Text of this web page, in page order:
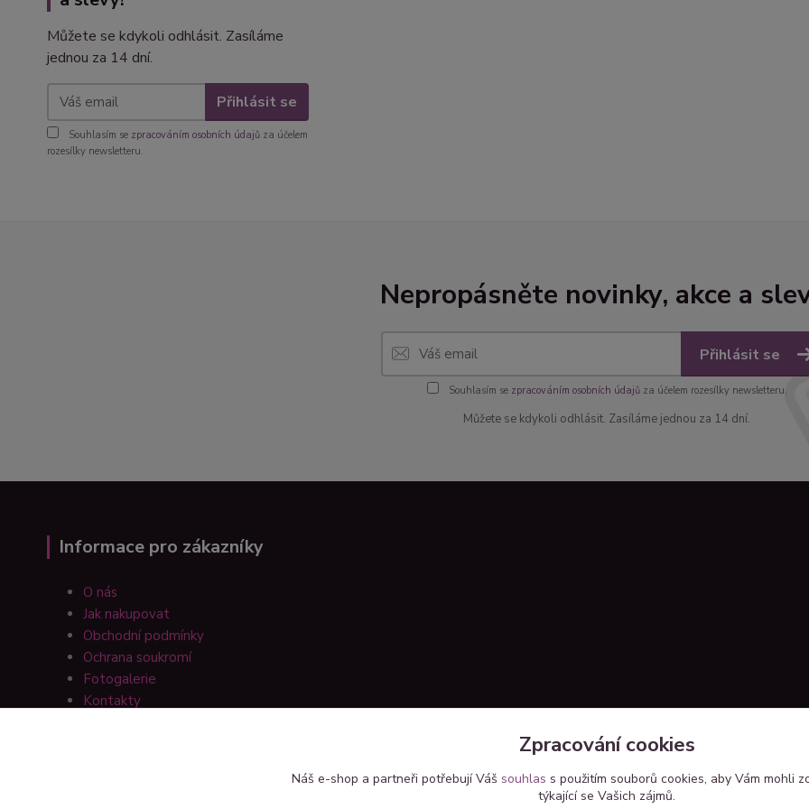
Můžete se kdykoli odhlásit. Zasíláme
jednou za 14 dní.
Přihlásit se
Souhlasím se zpracováním osobních údajů za účelem
rozesílky newsletteru.
Nepropásněte novinky, akce a
Přihlásit se
Souhlasím se zpracováním osobních údajůza účelem rozesílky newsletteru.
Můžete se kdykoli odhlásit. Zasíláme jednou za 14 dní.
Informace pro zákazníky
O nás
Jak nakupovat
Obchodní podmínky
Ochrana soukromí
Fotogalerie
Kontakty
Zpracování cookies
Náš e-shop a partneři potřebují Váš souhlas s použitím souborů cookies, aby Vám mohli
týkající se Vašich zájmů.